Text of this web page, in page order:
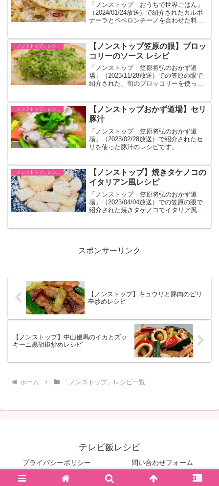
「ノンストップ おうちで世界ごはん」
（2024/01/24放送）で紹介されたカルボ
ナーラとペペロンチーノを合わせた料理
【ノンストップ笠原の眼】ブロッ
コリーのソース レシピ
「ノンストップ 笠原将弘のおかず道
場」（2023/11/28放送）での笠原の眼で
紹介された、旬のブロッコリーを使った
「ノンストップ」レシピ一覧
【ノンストップおかず道場】セリ
豚汁
「ノンストップ 笠原将弘のおかず道
場」（2023/02/28放送）で紹介されたセ
リを使った豚汁のレシピです。
「ノンストップ」レシピ一覧
【ノンストップ】焼きタケノコの
イタリアン風レシピ
「ノンストップ 笠原将弘のおかず道
場」（2023/04/04放送）での笠原の眼で
紹介された焼きタケノコでイタリア風を
スポンサーリンク
【ノンストップ】キュウリと豚肉のピリ
辛炒めレシピ
【ノンストップ】中山優馬のイカとズッ
キーニ黒胡椒炒めレシピ
ホーム 「ノンストップ」レシピ一覧
テレビ飯レシピ
プライバシーポリシー 問い合わせフォーム
© 2022-2026 テレビ飯レシピ.